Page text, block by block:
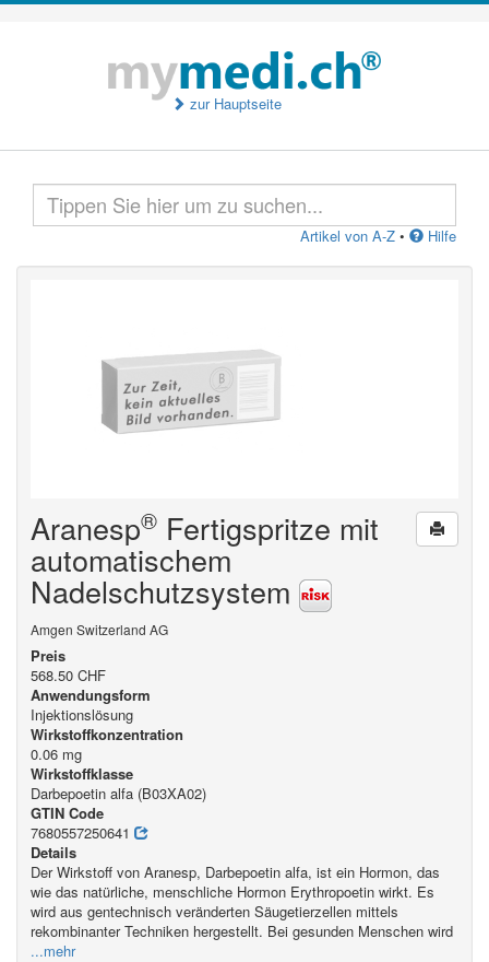
zur Hauptseite
Artikel von A-Z • Hilfe
Aranesp® Fertigspritze mit
automatischem
Nadelschutzsystem
Amgen Switzerland AG
Preis
568.50 CHF
Anwendungsform
Injektionslösung
Wirkstoffkonzentration
0.06 mg
Wirkstoffklasse
Darbepoetin alfa (B03XA02)
GTIN Code
7680557250641
Details
Der Wirkstoff von Aranesp, Darbepoetin alfa, ist ein Hormon, das
wie das natürliche, menschliche Hormon Erythropoetin wirkt. Es
wird aus gentechnisch veränderten Säugetierzellen mittels
rekombinanter Techniken hergestellt. Bei gesunden Menschen wird
...mehr